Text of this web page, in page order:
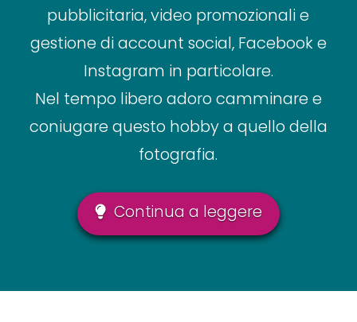
pubblicitaria, video promozionali e
gestione di account social, Facebook e
Instagram in particolare.
Nel tempo libero adoro camminare e
coniugare questo hobby a quello della
fotografia.
Continua a leggere